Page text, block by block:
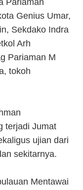
Pariaman
Genius Umar,
Sekdako Indra
Arh
Pariaman M
tokoh
terjadi Jumat
ujian dari
sekitarnya.
Mentawai